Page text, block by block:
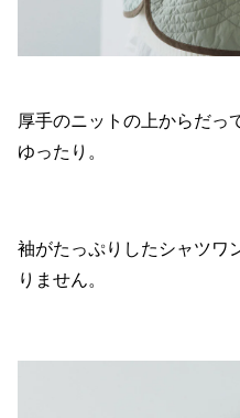
厚手のニットの上からだっ
ゆったり。
袖がたっぷりしたシャツワ
りません。